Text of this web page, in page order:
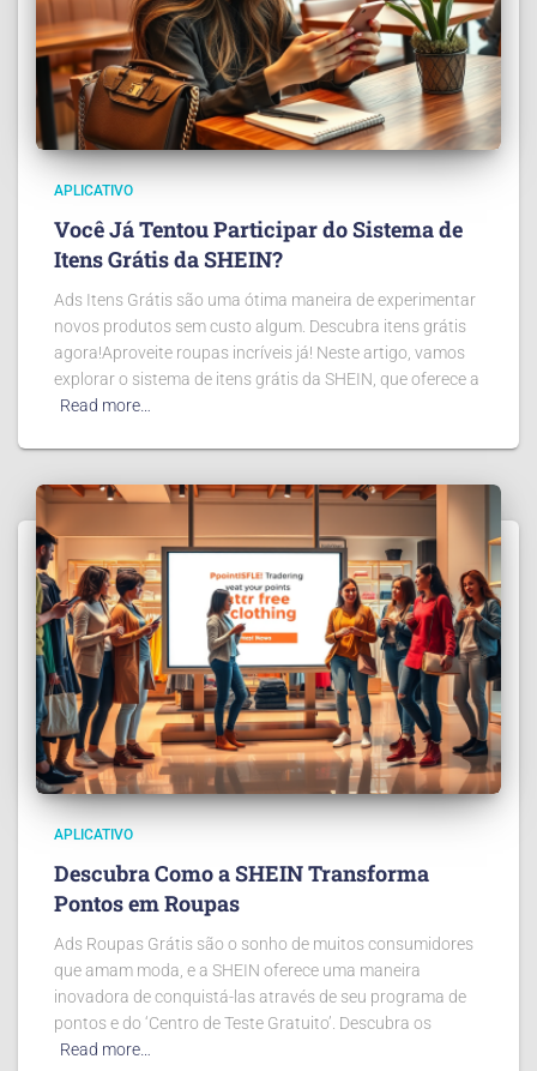
APLICATIVO
Você Já Tentou Participar do Sistema de
Itens Grátis da SHEIN?
Ads Itens Grátis são uma ótima maneira de experimentar
novos produtos sem custo algum. Descubra itens grátis
agora!Aproveite roupas incríveis já! Neste artigo, vamos
explorar o sistema de itens grátis da SHEIN, que oferece a
Read more…
APLICATIVO
Descubra Como a SHEIN Transforma
Pontos em Roupas
Ads Roupas Grátis são o sonho de muitos consumidores
que amam moda, e a SHEIN oferece uma maneira
inovadora de conquistá-las através de seu programa de
pontos e do ‘Centro de Teste Gratuito’. Descubra os
Read more…